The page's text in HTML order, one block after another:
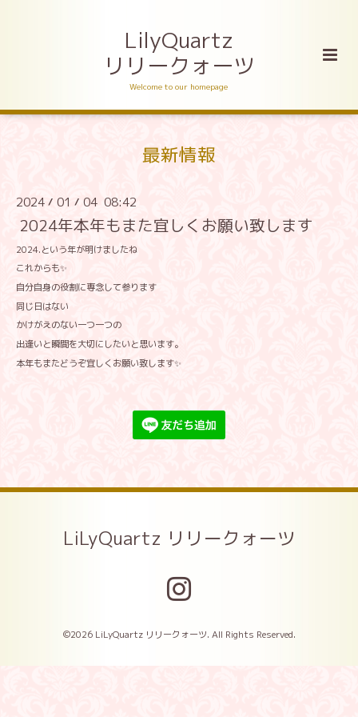
LilyQuartz
リリークォーツ
Welcome to our homepage
最新情報
2024 / 01 / 04 08:42
2024年本年もまた宜しくお願い致します
2024.という年が明けましたね
これからも✨
自分自身の役割に専念して参ります
同じ日はない
かけがえのない一つ一つの
出逢いと瞬間を大切にしたいと思います。
本年もまたどうぞ宜しくお願い致します✨
LiLyQuartz リリークォーツ
©2026 LiLyQuartz リリークォーツ. All Rights Reserved.